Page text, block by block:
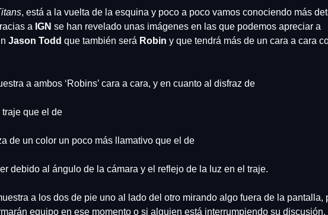
, está a la vuelta de la esquina y poco a poco vamos conociendo más
a IGN
Jason Todd que también será Robin y que tendrá más de un cara a cara
a ambos ‘Robins’ cara a cara, y en cuanto al disfraz de
que el de
de un color un poco más llamativo que el de
debido al ángulo de la cámara y el reflejo de la luz en el traje.
a los dos de pie uno al lado del otro mirando algo fuera de la pantalla,
equipo en ese momento o si alguien está interrumpiendo su discusión.